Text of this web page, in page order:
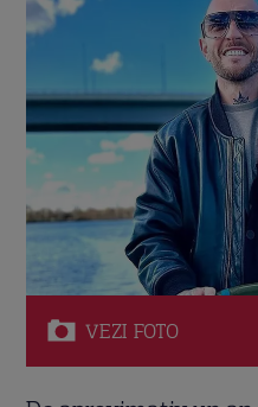
VEZI FOTO